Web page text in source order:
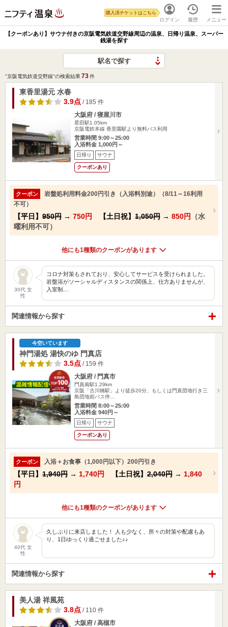
ログイン
購入済チケットはこちら
履歴 メニュー
【クーポンあり】サウナ付きの京阪電気鉄道交野線周辺の温泉、日帰り温泉、スーパー
銭湯を探す
駅名で探す
"京阪電気鉄道交野線"の検索結果73件
東香里湯元 水春
3.9点 / 185 件
大阪府 / 寝屋川市
星田駅1.05km
京阪電鉄本線 香里園駅より無料バス利用
営業時間 9:00～25:00
入浴料金 1,000円～
日帰り サウナ
クーポンあり
クーポン
岩盤処利用料金200円引き（入浴料別途）（8/11～16利用
不可）
【平日】 950円 → 750円 【土日祝】 1,050円 → 850円
（水
曜利用不可）
他にも1種類のクーポンがあります
30代 女
性
コロナ対策もされており、安心してサービスを受けられました。
岩盤浴がソーシャルディスタンスの関係上、仕方ありませんが、
入室制…
関連情報から探す
今空いています
神門湯処 湯快のゆ 門真店
3.5点 / 159 件
大阪府 / 門真市
門真南駅1.29km
京阪「古川橋駅」より徒歩20分、もしくは門真団地行き三
島団地前バス停…
営業時間 8:00～25:00
入浴料金 940円～
日帰り サウナ
クーポンあり
クーポン 入浴＋お食事（1,000円以下）200円引き
【平日】 1,940円 → 1,740円 【土日祝】 2,040円 → 1,840
円
他にも1種類のクーポンがあります
40代 女
性
久しぶりに来店しました！ 人も少なく、所々の対策や配慮もあ
り、1日ゆっくり過ごせました♪♪
関連情報から探す
美人湯 祥風苑
3.8点 / 110 件
大阪府 / 高槻市